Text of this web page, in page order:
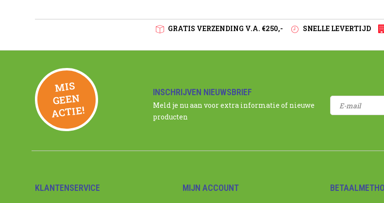
GRATIS VERZENDING V.A. €250,- SNELLE LEVERTIJD
MIS
GEE
N
ACTIE!
INSCHRIJVEN NIEUWSBRIEF
Meld je nu aan voor extra informatie of nieuwe
producten
KLANTENSERVICE MIJN ACCOUNT